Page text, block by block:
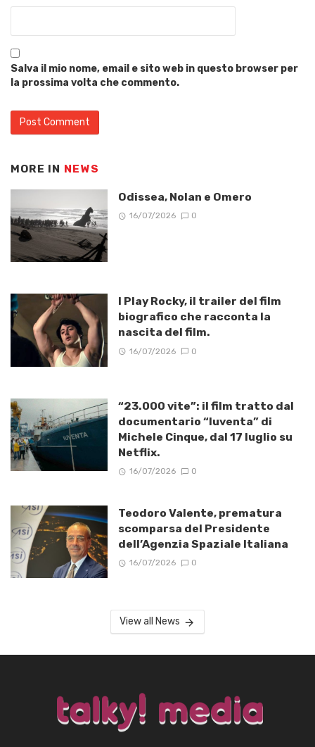
Salva il mio nome, email e sito web in questo browser per
la prossima volta che commento.
MORE IN NEWS
Odissea, Nolan e Omero
16/07/2026 0
I Play Rocky, il trailer del film
biografico che racconta la
nascita del film.
16/07/2026 0
“23.000 vite”: il film tratto dal
documentario “Iuventa” di
Michele Cinque, dal 17 luglio su
Netflix.
16/07/2026 0
Teodoro Valente, prematura
scomparsa del Presidente
dell’Agenzia Spaziale Italiana
16/07/2026 0
View all News